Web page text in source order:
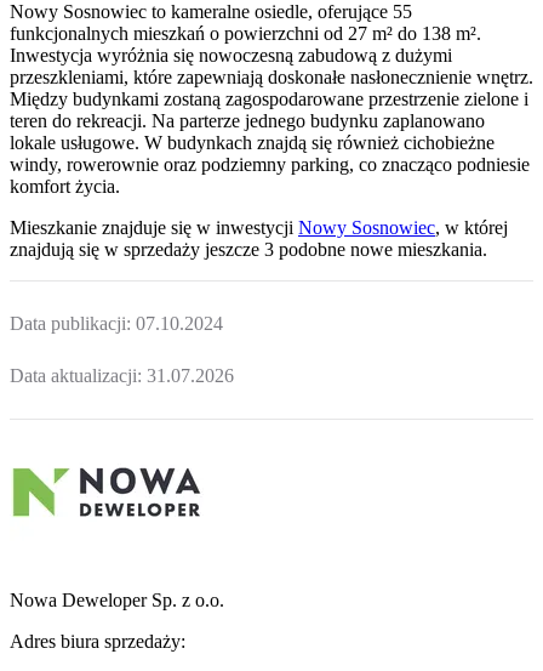
Nowy Sosnowiec to kameralne osiedle, oferujące 55
funkcjonalnych mieszkań o powierzchni od 27 m² do 138 m².
Inwestycja wyróżnia się nowoczesną zabudową z dużymi
przeszkleniami, które zapewniają doskonałe nasłonecznienie wnętrz.
Między budynkami zostaną zagospodarowane przestrzenie zielone i
teren do rekreacji. Na parterze jednego budynku zaplanowano
lokale usługowe. W budynkach znajdą się również cichobieżne
windy, rowerownie oraz podziemny parking, co znacząco podniesie
komfort życia.
Mieszkanie znajduje się w inwestycji Nowy Sosnowiec, w której
znajdują się w sprzedaży jeszcze 3 podobne nowe mieszkania.
Data publikacji: 07.10.2024
Data aktualizacji: 31.07.2026
Nowa Deweloper Sp. z o.o.
Adres biura sprzedaży: